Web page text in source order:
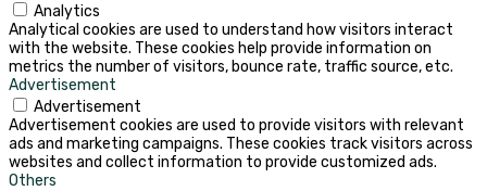
Analytics
Analytical cookies are used to understand how visitors interact
with the website. These cookies help provide information on
metrics the number of visitors, bounce rate, traffic source, etc.
Advertisement
Advertisement
Advertisement cookies are used to provide visitors with relevant
ads and marketing campaigns. These cookies track visitors across
websites and collect information to provide customized ads.
Others